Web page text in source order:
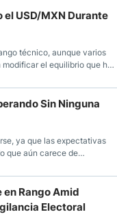
USD/MXN Durante
técnico, aunque varios
el equilibrio que ha
Sin Ninguna
ya que las expectativas
que aún carece de
en Rango Amid
Electoral